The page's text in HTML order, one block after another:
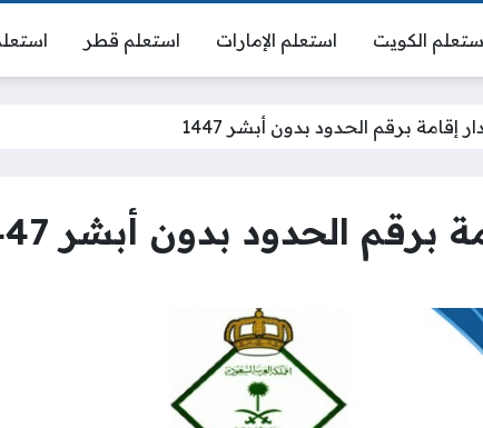
الكويت استعلم الإمارات استعلم قطر
إقامة برقم الحدود بدون أبشر 1447
الحدود بدون أبشر 1447